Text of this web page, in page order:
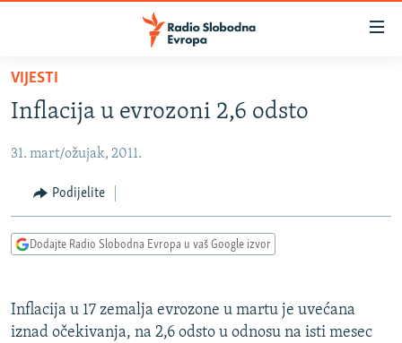
Pređite
glavni
Pređite
Pređite
VIJESTI
BOSNA I HERCEGOVINA
SRBIJA
KOSOVO
VIZUELNO
FOTOGALERIJE
RAT U UKRAJINI
VIJESTI
Inflacija u evrozoni 2,6 odsto
31. mart/ožujak, 2011.
Podijelite
Dodajte Radio Slobodna Evropa u vaš Google izvor
Inflacija u 17 zemalja evrozone u martu je uvećana
iznad očekivanja, na 2,6 odsto u odnosu na isti mesec